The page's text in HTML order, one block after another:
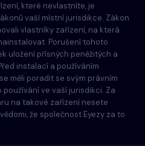
které nevlastníte, je
vaší místní jurisdikce. Zákon
vlastníky zařízení, na která
Porušení tohoto
uložení přísných peněžitých a
instalací a používáním
měli poradit se svým právním
ve vaší jurisdikci. Za
na takové zařízení nesete
že společnost Eyezy za to